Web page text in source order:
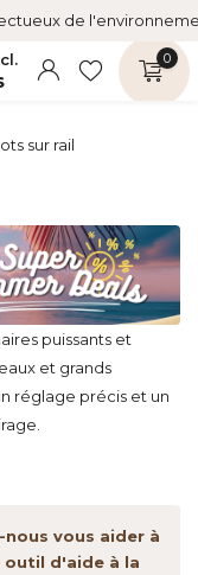
de
0
sur rail
puissants et
et grands
réglage précis et un
nous vous aider à
outil d'aide à la